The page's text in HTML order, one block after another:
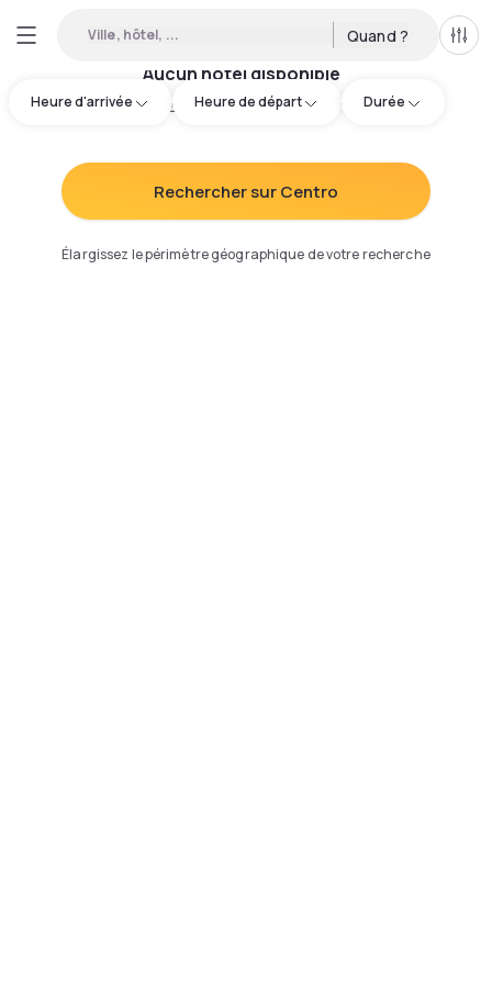
Ville, hôtel, ... Quand ?
Heure d'arrivée Heure de départ Durée
Aucun hôtel disponible
Essayez d'ajuster votre recherche:
Rechercher sur Centro
Élargissez le périmètre géographique de votre recherche